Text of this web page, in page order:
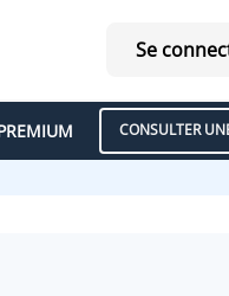
Se
CONSULTER